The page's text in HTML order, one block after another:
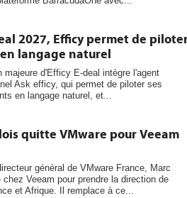
2027, Efficy permet de
langage naturel
majeure d'Efficy E-deal intègre l'agent
Ask efficy, qui permet de piloter ses
en langage naturel, et...
quitte VMware pour Veeam
général de VMware France, Marc
chez Veeam pour prendre la direction de
et Afrique. Il remplace à ce...